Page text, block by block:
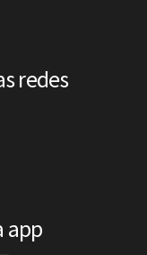
redes
app